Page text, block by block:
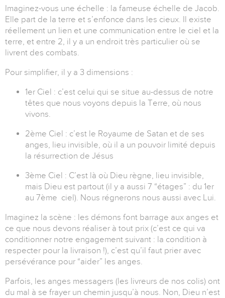
Imaginez-vous une échelle : la fameuse échelle de Jacob.
Elle part de la terre et s’enfonce dans les cieux. Il existe
réellement un lien et une communication entre le ciel et la
terre, et entre 2, il y a un endroit très particulier où se
livrent des combats.
Pour simplifier, il y a 3 dimensions :
1er Ciel : c’est celui qui se situe au-dessus de notre
têtes que nous voyons depuis la Terre, où nous
vivons.
2ème Ciel : c’est le Royaume de Satan et de ses
anges, lieu invisible, où il a un pouvoir limité depuis
la résurrection de Jésus
3ème Ciel : C’est là où Dieu règne, lieu invisible,
mais Dieu est partout (il y a aussi 7 “étages” : du 1er
au 7ème ciel). Nous régnerons nous aussi avec Lui.
Imaginez la scène : les démons font barrage aux anges et
ce que nous devons réaliser à tout prix (c’est ce qui va
conditionner notre engagement suivant : la condition à
respecter pour la livraison !), c’est qu’il faut prier avec
persévérance pour “aider” les anges.
Parfois, les anges messagers (les livreurs de nos colis) ont
du mal à se frayer un chemin jusqu’à nous. Non, Dieu n’est